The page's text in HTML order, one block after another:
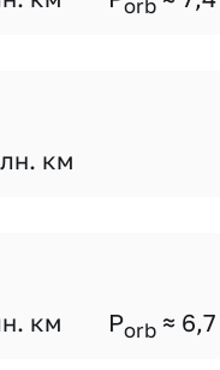
orb
км
км Porb ≈ 6,7